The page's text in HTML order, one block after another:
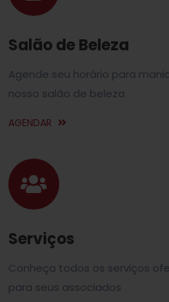
Salão de Beleza
Agende seu horário para
nosso salão de beleza
AGENDAR
Serviços
Conheça todos os serviços
para seus associados